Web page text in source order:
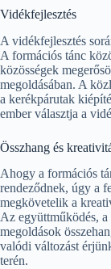
Vidékfejlesztés
A vidékfejlesztés
A formációs tánc
közösségek
megoldásában. A
a kerékpárutak
ember választja a
Összhang és
Ahogy a formációs
rendeződnek, úgy a
megkövetelik a
Az együttműködés,
megoldások
valódi változást
terén.